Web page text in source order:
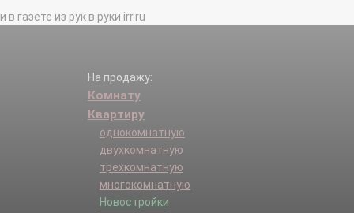
газете из рук в руки irr.ru
На продажу:
Комнату
Квартиру
однокомнатную
двухкомнатную
трехкомнатную
многокомнатную
Новостройки